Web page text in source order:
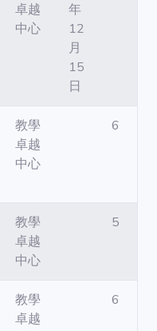
卓越
中心
年
12
月
15
日
教學
卓越
中心
6
教學
卓越
中心
5
教學
卓越
6